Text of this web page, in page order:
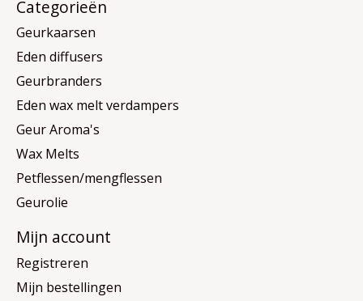
Categorieën
Geurkaarsen
Eden diffusers
Geurbranders
Eden wax melt verdampers
Geur Aroma's
Wax Melts
Petflessen/mengflessen
Geurolie
Mijn account
Registreren
Mijn bestellingen